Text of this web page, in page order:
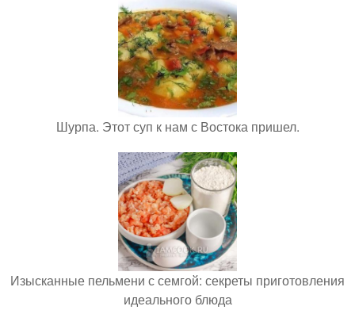
Шурпа. Этот суп к нам с Востока пришел.
Изысканные пельмени с семгой: секреты приготовления
идеального блюда